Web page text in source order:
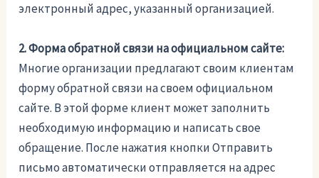
электронный адрес, указанный организацией.
2. Форма обратной связи на официальном сайте:
Многие организации предлагают своим клиентам
форму обратной связи на своем официальном
сайте. В этой форме клиент может заполнить
необходимую информацию и написать свое
обращение. После нажатия кнопки Отправить
письмо автоматически отправляется на адрес